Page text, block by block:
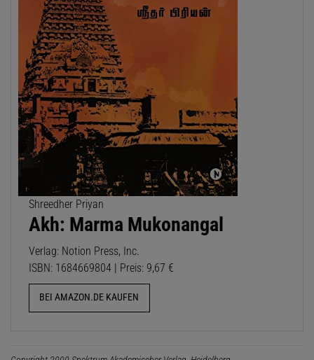
Shreedher Priyan
Akh: Marma Mukonangal
Verlag: Notion Press, Inc.
ISBN: 1684669804 | Preis: 9,67 €
BEI AMAZON.DE KAUFEN